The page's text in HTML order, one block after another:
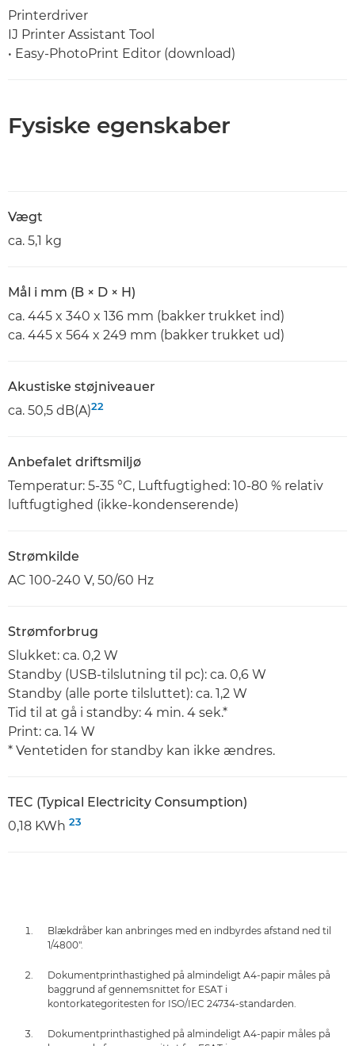
Printerdriver
IJ Printer Assistant Tool
• Easy-PhotoPrint Editor (download)
Fysiske egenskaber
Vægt
ca. 5,1 kg
Mål i mm (B × D × H)
ca. 445 x 340 x 136 mm (bakker trukket ind)
ca. 445 x 564 x 249 mm (bakker trukket ud)
Akustiske støjniveauer
ca. 50,5 dB(A)22
Anbefalet driftsmiljø
Temperatur: 5-35 °C, Luftfugtighed: 10-80 % relativ
luftfugtighed (ikke-kondenserende)
Strømkilde
AC 100-240 V, 50/60 Hz
Strømforbrug
Slukket: ca. 0,2 W
Standby (USB-tilslutning til pc): ca. 0,6 W
Standby (alle porte tilsluttet): ca. 1,2 W
Tid til at gå i standby: 4 min. 4 sek.*
Print: ca. 14 W
* Ventetiden for standby kan ikke ændres.
TEC (Typical Electricity Consumption)
0,18 KWh 23
Blækdråber kan anbringes med en indbyrdes afstand ned til
1/4800".
Dokumentprinthastighed på almindeligt A4-papir måles på
baggrund af gennemsnittet for ESAT i
kontorkategoritesten for ISO/IEC 24734-standarden.
Dokumentprinthastighed på almindeligt A4-papir måles på